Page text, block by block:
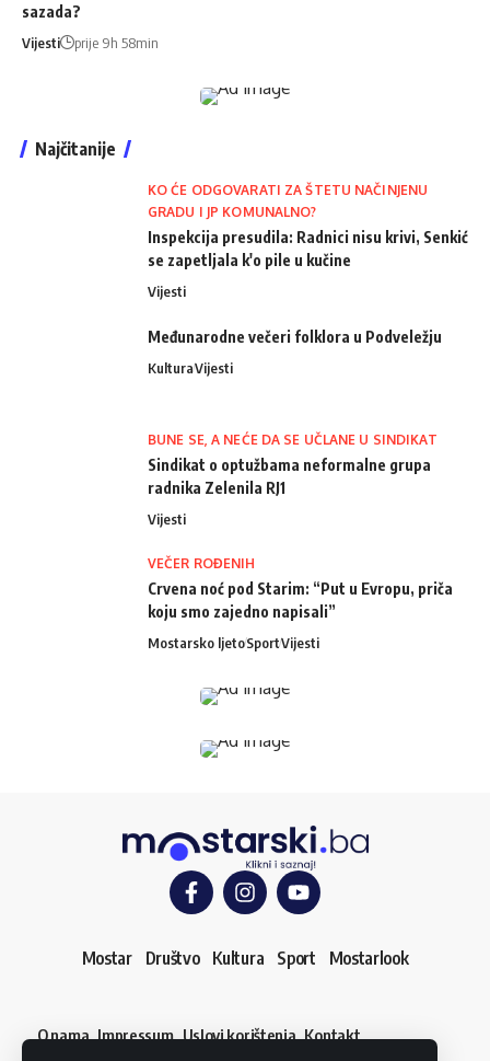
sazada?
Vijesti prije 9h 58min
Najčitanije
KO ĆE ODGOVARATI ZA ŠTETU NAČINJENU
GRADU I JP KOMUNALNO?
Inspekcija presudila: Radnici nisu krivi, Senkić
se zapetljala k'o pile u kučine
Vijesti
Međunarodne večeri folklora u Podveležju
KulturaVijesti
BUNE SE, A NEĆE DA SE UČLANE U SINDIKAT
Sindikat o optužbama neformalne grupa
radnika Zelenila RJ1
Vijesti
VEČER ROĐENIH
Crvena noć pod Starim: “Put u Evropu, priča
koju smo zajedno napisali”
Mostarsko ljetoSportVijesti
Mostar Društvo Kultura Sport Mostarlook
O nama Impressum Uslovi korištenja Kontakt